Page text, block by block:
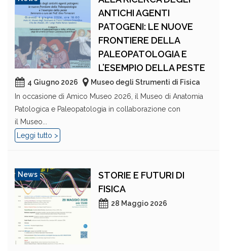
ANTICHI AGENTI
PATOGENI: LE NUOVE
FRONTIERE DELLA
PALEOPATOLOGIA E
L’ESEMPIO DELLA PESTE
4 Giugno 2026
Museo degli Strumenti di Fisica
In occasione di Amico Museo 2026, il Museo di Anatomia
Patologica e Paleopatologia in collaborazione con
il Museo...
Leggi tutto >
News
STORIE E FUTURI DI
FISICA
28 Maggio 2026